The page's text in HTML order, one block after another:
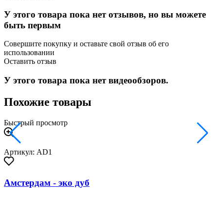
У этого товара пока нет отзывов, но вы можете
быть первым
Совершите покупку и оставьте свой отзыв об его
использовании
Оставить отзыв
У этого товара пока нет видеообзоров.
Похожие товары
Быстрый просмотр
Артикул: AD1
Амстердам - эко дуб